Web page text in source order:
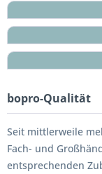
bopro-Qualität
Seit mittlerweile
Fach- und
entsprechenden